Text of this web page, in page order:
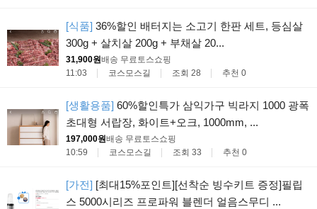
[식품] 36%할인 배터지는 소고기 한판 세트, 등심살
300g + 살치살 200g + 부채살 20...
31,900원배송 무료토스쇼핑
11:03
코스모스길 조회 28 추천 0
[생활용품] 60%할인특가 삼익가구 빅라지 1000 광폭
초대형 서랍장, 화이트+오크, 1000mm, ...
197,000원배송 무료토스쇼핑
10:59
코스모스길 조회 33 추천 0
[가전] [최대15%포인트][선착순 빙수키트 증정]필립
스 5000시리즈 프로파워 블렌더 얼음스무디 ...